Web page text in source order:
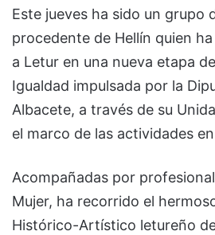
Este jueves ha sido un grupo
procedente de Hellín quien ha
a Letur en una nueva etapa
Igualdad impulsada por la
Albacete, a través de su
el marco de las actividades
Acompañadas por
Mujer, ha recorrido el
Histórico-Artístico letureño